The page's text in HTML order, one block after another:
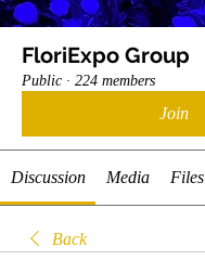
FloriExpo Group
Public · 224 members
Join
Discussion Media Files
Back